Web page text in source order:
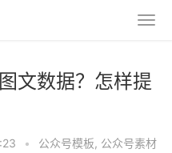
文数据？怎样提
• 公众号模板, 公众号素材